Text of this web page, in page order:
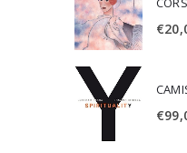
€
€